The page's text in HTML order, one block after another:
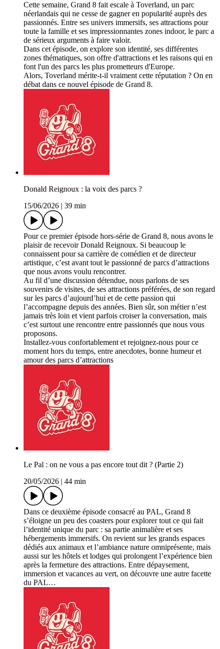
Cette semaine, Grand 8 fait escale à Toverland, un parc
néerlandais qui ne cesse de gagner en popularité auprès des
passionnés. Entre ses univers immersifs, ses attractions pour
toute la famille et ses impressionnantes zones indoor, le parc a
de sérieux arguments à faire valoir.
Dans cet épisode, on explore son identité, ses différentes
zones thématiques, son offre d'attractions et les raisons qui en
font l'un des parcs les plus prometteurs d'Europe.
Alors, Toverland mérite-t-il vraiment cette réputation ? On en
débat dans ce nouvel épisode de Grand 8.
Donald Reignoux : la voix des parcs ?
15/06/2026
39 min
Pour ce premier épisode hors-série de Grand 8, nous avons le
plaisir de recevoir Donald Reignoux. Si beaucoup le
connaissent pour sa carrière de comédien et de directeur
artistique, c’est avant tout le passionné de parcs d’attractions
que nous avons voulu rencontrer.
Au fil d’une discussion détendue, nous parlons de ses
souvenirs de visites, de ses attractions préférées, de son regard
sur les parcs d’aujourd’hui et de cette passion qui
l’accompagne depuis des années. Bien sûr, son métier n’est
jamais très loin et vient parfois croiser la conversation, mais
c’est surtout une rencontre entre passionnés que nous vous
proposons.
Installez-vous confortablement et rejoignez-nous pour ce
moment hors du temps, entre anecdotes, bonne humeur et
amour des parcs d’attractions
Le Pal : on ne vous a pas encore tout dit ? (Partie 2)
20/05/2026
44 min
Dans ce deuxième épisode consacré au PAL, Grand 8
s’éloigne un peu des coasters pour explorer tout ce qui fait
l’identité unique du parc : sa partie animalière et ses
hébergements immersifs. On revient sur les grands espaces
dédiés aux animaux et l’ambiance nature omniprésente, mais
aussi sur les hôtels et lodges qui prolongent l’expérience bien
après la fermeture des attractions. Entre dépaysement,
immersion et vacances au vert, on découvre une autre facette
du PAL…